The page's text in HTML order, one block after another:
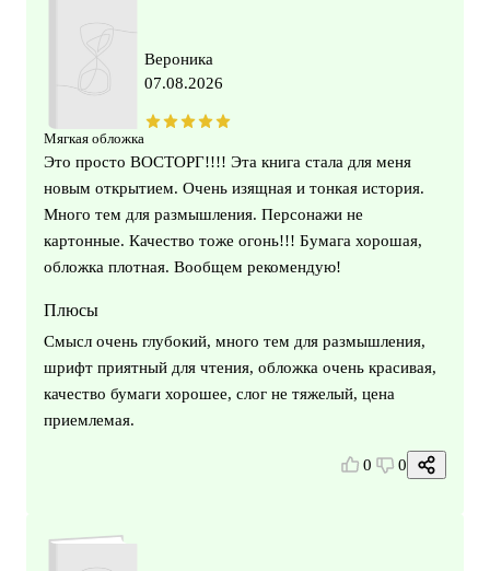
Мягкая обложка
Вероника
07.08.2026
Это просто ВОСТОРГ!!!! Эта книга стала для меня
новым открытием. Очень изящная и тонкая история.
Много тем для размышления. Персонажи не
картонные. Качество тоже огонь!!! Бумага хорошая,
обложка плотная. Вообщем рекомендую!
Плюсы
Смысл очень глубокий, много тем для размышления,
шрифт приятный для чтения, обложка очень красивая,
качество бумаги хорошее, слог не тяжелый, цена
приемлемая.
0 0